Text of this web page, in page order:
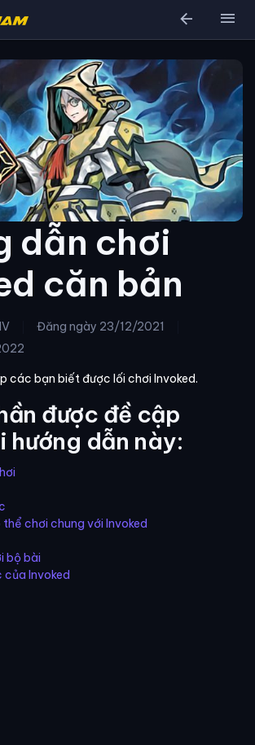
arrow_back menu
dẫn chơi
căn bản
Đăng ngày 23/12/2021
các bạn biết được lối chơi Invoked.
được đề cập
hướng dẫn này:
chơi chung với Invoked
bộ bài
Invoked